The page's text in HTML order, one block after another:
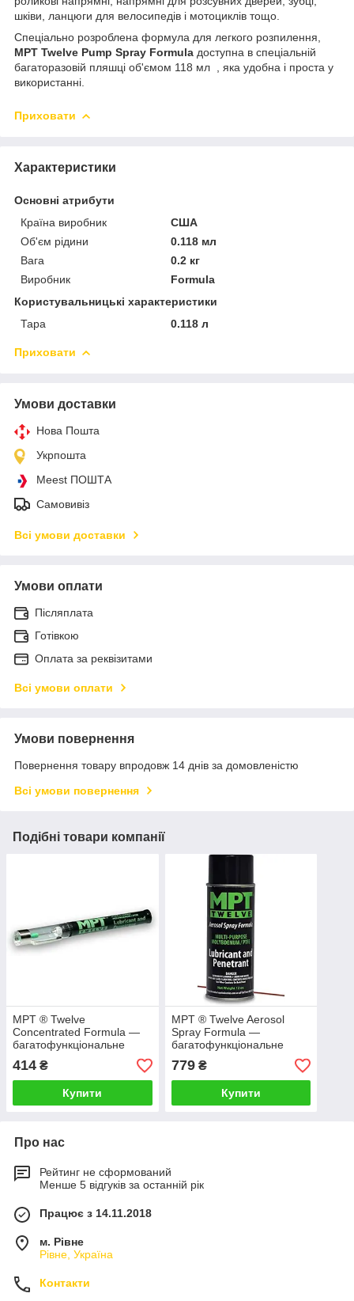
шківи, ланцюги для велосипедів і мотоциклів тощо.
Спеціально розроблена формула для легкого розпилення,
MPT Twelve Pump Spray Formula доступна в спеціальній
багаторазовій пляшці об'ємом 118 мл , яка удобна і проста у
використанні.
Приховати
Характеристики
Основні атрибути
Країна виробник
США
Об'єм рідини
0.118 мл
Вага
0.2 кг
Виробник
Formula
Користувальницькі характеристики
Тара
0.118 л
Приховати
Умови доставки
Нова Пошта
Укрпошта
Meest ПОШТА
Самовивіз
Всі умови доставки
Умови оплати
Післяплата
Готівкою
Оплата за реквізитами
Всі умови оплати
Умови повернення
Повернення товару впродовж 14 днів за домовленістю
Всі умови повернення
Подібні товари компанії
MPT ® Twelve
Concentrated Formula —
багатофункціональне
рідке мастило
(концентрат)
414 ₴
Купити
MPT ® Twelve Aerosol
Spray Formula —
багатофункціональне
аерозоль мастило
779₴
Купити
Про нас
Рейтинг не сформований
Менше 5 відгуків за останній рік
Працює з 14.11.2018
м. Рівне
Рівне, Україна
Контакти